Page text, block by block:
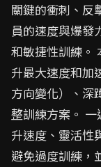
關鍵的衝刺、反
員的速度與爆發
和敏捷性訓練。
升最大速度和加
方向變化）、深
整訓練方案。
升速度、靈活性
避免過度訓練，